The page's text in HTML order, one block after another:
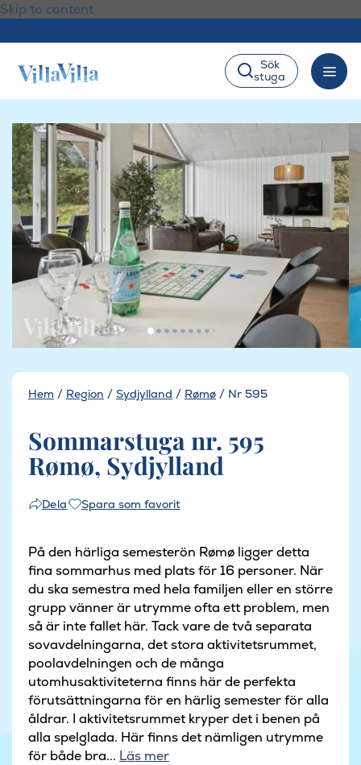
Skip to content
Sök
stuga
Hem / Region / Sydjylland / Rømø / Nr 595
Sommarstuga nr. 595
Rømø, Sydjylland
Dela Spara som favorit
På den härliga semesterön Rømø ligger detta
fina sommarhus med plats för 16 personer. När
du ska semestra med hela familjen eller en större
grupp vänner är utrymme ofta ett problem, men
så är inte fallet här. Tack vare de två separata
sovavdelningarna, det stora aktivitetsrummet,
poolavdelningen och de många
utomhusaktiviteterna finns här de perfekta
förutsättningarna för en härlig semester för alla
åldrar. I aktivitetsrummet kryper det i benen på
alla spelglada. Här finns det nämligen utrymme
för både bra... Läs mer